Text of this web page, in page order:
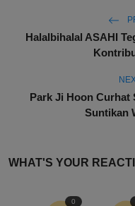
Halalbihalal ASAHI
Park Ji Hoon Curhat
Suntikan
WHAT'S YOUR
0